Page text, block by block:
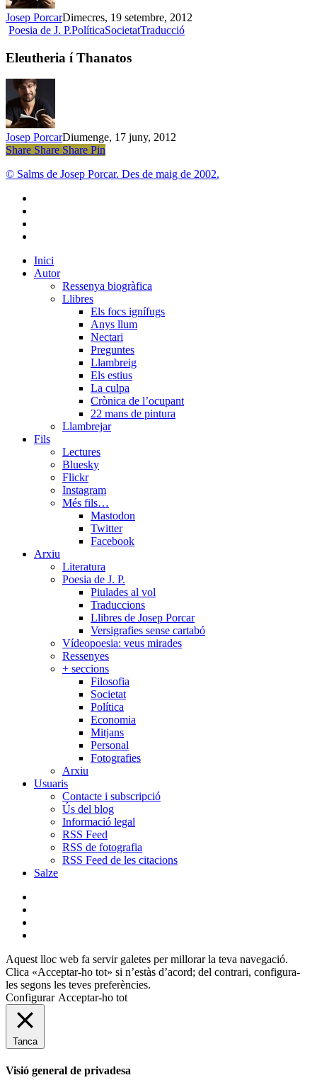
Josep PorcarDimecres, 19 setembre, 2012
Poesia de J. P.PolíticaSocietatTraduccióEleutheria
Eleutheria í Thanatos
Josep PorcarDiumenge, 17 juny, 2012
Share
Share Share Share Pin
© Salms de Josep Porcar. Des de maig de 2002.
Close
Menu
Inici
Autor
Ressenya biogràfica
Llibres
Els focs ignífugs
Anys llum
Nectari
Preguntes
Llambreig
Els estius
La culpa
Crònica de l’ocupant
22 mans de pintura
Llambrejar
Fils
Lectures
Bluesky
Flickr
Instagram
Més fils…
Mastodon
Twitter
Facebook
Arxiu
Literatura
Poesia de J. P.
Piulades al vol
Traduccions
Llibres de Josep Porcar
Versigrafies sense cartabó
Vídeopoesia: veus mirades
Ressenyes
+ seccions
Filosofia
Societat
Política
Economia
Mitjans
Personal
Fotografies
Arxiu
Usuaris
Contacte i subscripció
Ús del blog
Informació legal
RSS Feed
RSS de fotografia
RSS Feed de les citacions
Salze
Aquest lloc web fa servir galetes per millorar la teva navegació.
Clica «Acceptar-ho tot» si n’estàs d’acord; del contrari, configura-
les segons les teves preferències.
Configurar Acceptar-ho tot
Tanca
Visió general de privadesa